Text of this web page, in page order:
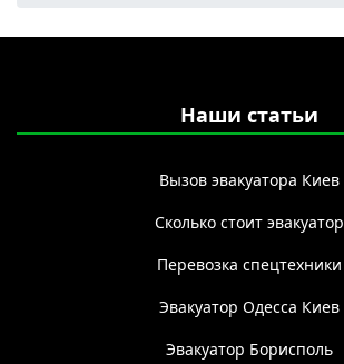
Наши статьи
Вызов эвакуатора Киев
Сколько стоит эвакуатор
Перевозка спецтехники
Эвакуатор Одесса Киев
Эвакуатор Борисполь